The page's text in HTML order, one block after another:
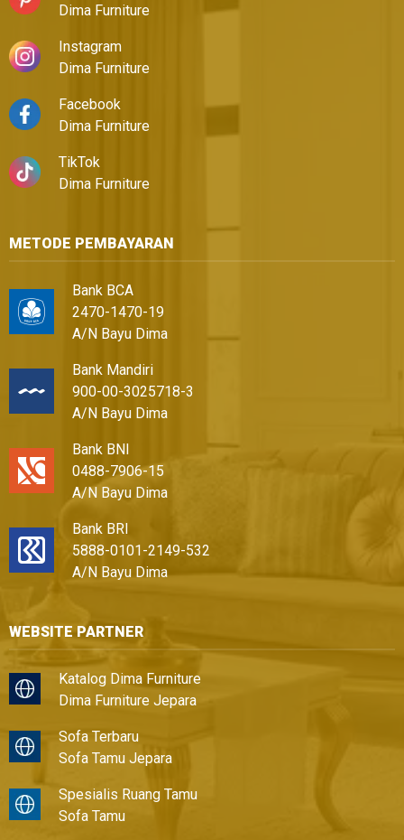
Dima Furniture
Instagram
Dima Furniture
Facebook
Dima Furniture
TikTok
Dima Furniture
METODE PEMBAYARAN
Bank BCA
2470-1470-19
A/N Bayu Dima
Bank Mandiri
900-00-3025718-3
A/N Bayu Dima
Bank BNI
0488-7906-15
A/N Bayu Dima
Bank BRI
5888-0101-2149-532
A/N Bayu Dima
WEBSITE PARTNER
Katalog Dima Furniture
Dima Furniture Jepara
Sofa Terbaru
Sofa Tamu Jepara
Spesialis Ruang Tamu
Sofa Tamu